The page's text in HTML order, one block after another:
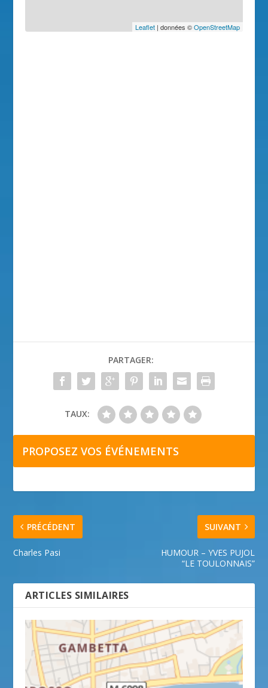
Leaflet| données ©OpenStreetMap
PARTAGER:
TAUX:
PROPOSEZ VOS ÉVÉNEMENTS
PRÉCÉDENT
Charles Pasi
SUIVANT
HUMOUR – YVES PUJOL
“LE TOULONNAIS”
ARTICLES SIMILAIRES